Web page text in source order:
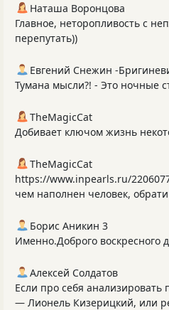
Наташа Воронцова
Главное, неторопливость с
перепутать))
Евгений Снежин -
Тумана мысли?! - Это ночные
TheMagicCat
Добивает ключом жизнь
TheMagicCat
https://www.inpearls.ru/
чем наполнен человек,
Борис Аникин 3
Именно.Доброго воскресного
Алексей Солдатов
Если про себя
— Лионель Кизерицкий, или